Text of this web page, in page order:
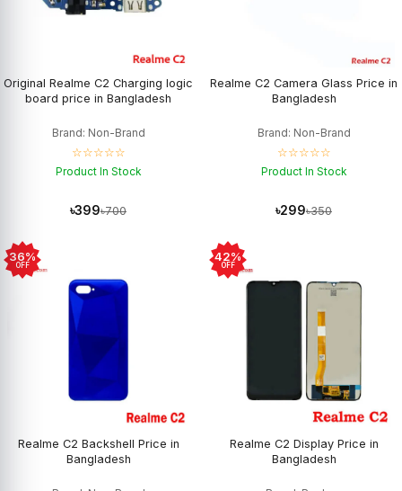
Original Realme C2 Charging logic
board price in Bangladesh
Brand: Non-Brand
☆☆☆☆☆
Product In Stock
৳399৳700
Realme C2 Camera Glass Price in
Bangladesh
Brand: Non-Brand
☆☆☆☆☆
Product In Stock
৳299৳350
36%
OFF
Realme C2 Backshell Price in
Bangladesh
42%
OFF
Realme C2 Display Price in
Bangladesh